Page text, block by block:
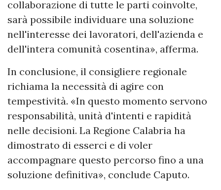
collaborazione di tutte le parti coinvolte,
sarà possibile individuare una soluzione
nell'interesse dei lavoratori, dell'azienda e
dell'intera comunità cosentina», afferma.
In conclusione, il consigliere regionale
richiama la necessità di agire con
tempestività. «In questo momento servono
responsabilità, unità d'intenti e rapidità
nelle decisioni. La Regione Calabria ha
dimostrato di esserci e di voler
accompagnare questo percorso fino a una
soluzione definitiva», conclude Caputo.